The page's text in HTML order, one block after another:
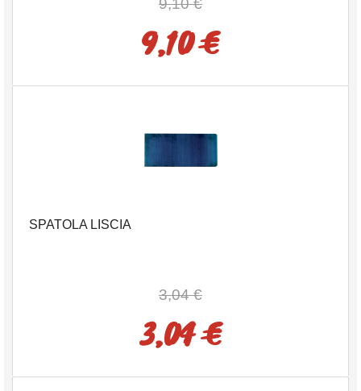
9,10 €
9,10 €
SPATOLA LISCIA
3,04 €
3,04 €